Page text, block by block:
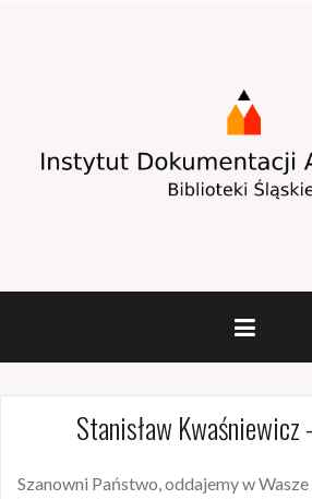
Stanisław
Szanowni Państwo, oddajemy w